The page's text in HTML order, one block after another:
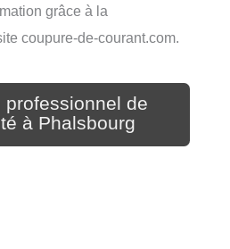
grâce à la
coupure-de-courant.com.
professionnel de
à Phalsbourg